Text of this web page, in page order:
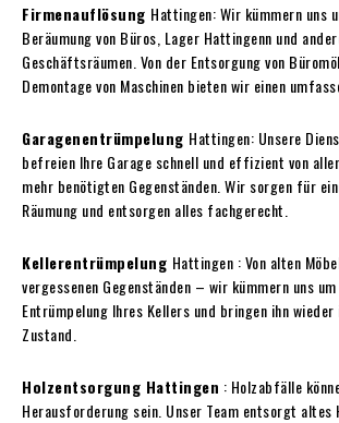
Firmenauflösung Hattingen: Wir kümmern uns
Beräumung von Büros, Lager Hattingenn und
Geschäftsräumen. Von der Entsorgung von
Demontage von Maschinen bieten wir einen
Garagenentrümpelung Hattingen: Unsere
befreien Ihre Garage schnell und effizient von
mehr benötigten Gegenständen. Wir sorgen für
Räumung und entsorgen alles fachgerecht.
Kellerentrümpelung Hattingen : Von alten
vergessenen Gegenständen – wir kümmern uns
Entrümpelung Ihres Kellers und bringen ihn
Zustand.
Holzentsorgung Hattingen : Holzabfälle
Herausforderung sein. Unser Team entsorgt altes